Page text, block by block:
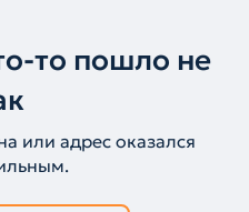
то пошло не
или адрес оказался